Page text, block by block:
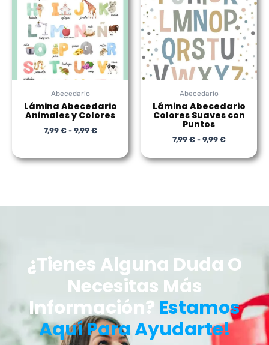
Abecedario
Lámina Abecedario
Animales y Colores
7,99 € - 9,99 €
7,99 €
hasta
9,99 €
Abecedario
Lámina Abecedario
Colores Suaves con
Puntos
7,99 € - 9,99 €
7,99 €
hasta
9,99 €
¿Tienes Alguna Duda O
Necesitas Más
Información? Estamos
Aquí Para Ayudarte!